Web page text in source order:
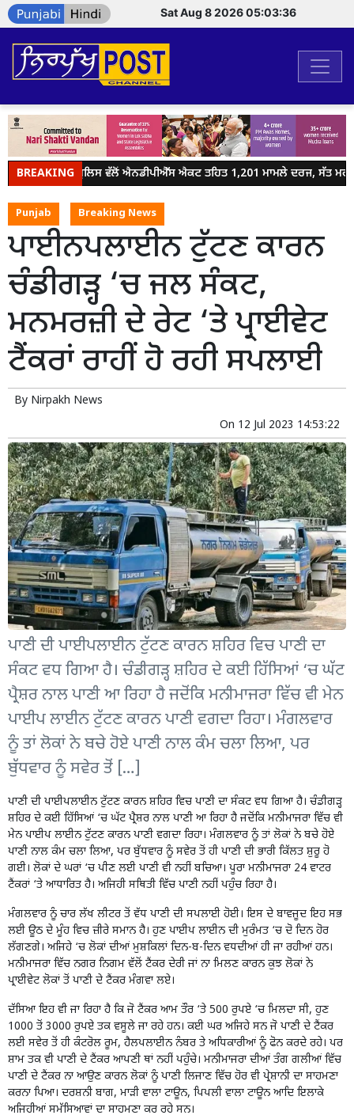
Sat Aug 8 2026 05:03:36
BREAKING
ਜਲੰਧਰ ਪੁਲਿਸ ਵੱਲੋਂ ਐਨਡੀਪੀਐੱਸ ਐਕਟ ਤਹਿਤ 1,201 ਮਾਮਲੇ ਦਰਜ, ਸੱਤ
Punjab Breaking News
ਪਾਈਨਪਲਾਈਨ ਟੁੱਟਣ ਕਾਰਨ
ਚੰਡੀਗੜ੍ਹ ‘ਚ ਜਲ ਸੰਕਟ,
ਮਨਮਰਜ਼ੀ ਦੇ ਰੇਟ ‘ਤੇ ਪ੍ਰਾਈਵੇਟ
ਟੈਂਕਰਾਂ ਰਾਹੀਂ ਹੋ ਰਹੀ ਸਪਲਾਈ
By Nirpakh News
On 12 Jul 2023 14:53:22
ਪਾਣੀ ਦੀ ਪਾਈਪਲਾਈਨ ਟੁੱਟਣ ਕਾਰਨ ਸ਼ਹਿਰ ਵਿਚ ਪਾਣੀ ਦਾ
ਸੰਕਟ ਵਧ ਗਿਆ ਹੈ। ਚੰਡੀਗੜ੍ਹ ਸ਼ਹਿਰ ਦੇ ਕਈ ਹਿੱਸਿਆਂ ‘ਚ ਘੱਟ
ਪ੍ਰੈਸ਼ਰ ਨਾਲ ਪਾਣੀ ਆ ਰਿਹਾ ਹੈ ਜਦੋਂਕਿ ਮਨੀਮਾਜਰਾ ਵਿੱਚ ਵੀ ਮੇਨ
ਪਾਈਪ ਲਾਈਨ ਟੁੱਟਣ ਕਾਰਨ ਪਾਣੀ ਵਗਦਾ ਰਿਹਾ। ਮੰਗਲਵਾਰ
ਨੂੰ ਤਾਂ ਲੋਕਾਂ ਨੇ ਬਚੇ ਹੋਏ ਪਾਣੀ ਨਾਲ ਕੰਮ ਚਲਾ ਲਿਆ, ਪਰ
ਬੁੱਧਵਾਰ ਨੂੰ ਸਵੇਰ ਤੋਂ […]
ਪਾਣੀ ਦੀ ਪਾਈਪਲਾਈਨ ਟੁੱਟਣ ਕਾਰਨ ਸ਼ਹਿਰ ਵਿਚ ਪਾਣੀ ਦਾ ਸੰਕਟ ਵਧ ਗਿਆ ਹੈ। ਚੰਡੀਗੜ੍ਹ
ਸ਼ਹਿਰ ਦੇ ਕਈ ਹਿੱਸਿਆਂ ‘ਚ ਘੱਟ ਪ੍ਰੈਸ਼ਰ ਨਾਲ ਪਾਣੀ ਆ ਰਿਹਾ ਹੈ ਜਦੋਂਕਿ ਮਨੀਮਾਜਰਾ ਵਿੱਚ ਵੀ
ਮੇਨ ਪਾਈਪ ਲਾਈਨ ਟੁੱਟਣ ਕਾਰਨ ਪਾਣੀ ਵਗਦਾ ਰਿਹਾ। ਮੰਗਲਵਾਰ ਨੂੰ ਤਾਂ ਲੋਕਾਂ ਨੇ ਬਚੇ ਹੋਏ
ਪਾਣੀ ਨਾਲ ਕੰਮ ਚਲਾ ਲਿਆ, ਪਰ ਬੁੱਧਵਾਰ ਨੂੰ ਸਵੇਰ ਤੋਂ ਹੀ ਪਾਣੀ ਦੀ ਭਾਰੀ ਕਿੱਲਤ ਸ਼ੁਰੂ ਹੋ
ਗਈ। ਲੋਕਾਂ ਦੇ ਘਰਾਂ ‘ਚ ਪੀਣ ਲਈ ਪਾਣੀ ਵੀ ਨਹੀਂ ਬਚਿਆ। ਪੂਰਾ ਮਨੀਮਾਜਰਾ 24 ਵਾਟਰ
ਟੈਂਕਰਾਂ ‘ਤੇ ਆਧਾਰਿਤ ਹੈ। ਅਜਿਹੀ ਸਥਿਤੀ ਵਿੱਚ ਪਾਣੀ ਨਹੀਂ ਪਹੁੰਚ ਰਿਹਾ ਹੈ।
ਮੰਗਲਵਾਰ ਨੂੰ ਚਾਰ ਲੱਖ ਲੀਟਰ ਤੋਂ ਵੱਧ ਪਾਣੀ ਦੀ ਸਪਲਾਈ ਹੋਈ। ਇਸ ਦੇ ਬਾਵਜੂਦ ਇਹ ਸਭ
ਲਈ ਊਠ ਦੇ ਮੂੰਹ ਵਿਚ ਜ਼ੀਰੇ ਸਮਾਨ ਹੈ। ਹੁਣ ਪਾਈਪ ਲਾਈਨ ਦੀ ਮੁਰੰਮਤ ‘ਚ ਦੋ ਦਿਨ ਹੋਰ
ਲੱਗਣਗੇ। ਅਜਿਹੇ ‘ਚ ਲੋਕਾਂ ਦੀਆਂ ਮੁਸ਼ਕਿਲਾਂ ਦਿਨ-ਬ-ਦਿਨ ਵਧਦੀਆਂ ਹੀ ਜਾ ਰਹੀਆਂ ਹਨ।
ਮਨੀਮਾਜਰਾ ਵਿੱਚ ਨਗਰ ਨਿਗਮ ਵੱਲੋਂ ਟੈਂਕਰ ਦੇਰੀ ਜਾਂ ਨਾ ਮਿਲਣ ਕਾਰਨ ਕੁਝ ਲੋਕਾਂ ਨੇ
ਪ੍ਰਾਈਵੇਟ ਲੋਕਾਂ ਤੋਂ ਪਾਣੀ ਦੇ ਟੈਂਕਰ ਮੰਗਵਾ ਲਏ।
ਦੱਸਿਆ ਇਹ ਵੀ ਜਾ ਰਿਹਾ ਹੈ ਕਿ ਜੋ ਟੈਂਕਰ ਆਮ ਤੌਰ ‘ਤੇ 500 ਰੁਪਏ ‘ਚ ਮਿਲਦਾ ਸੀ, ਹੁਣ
1000 ਤੋਂ 3000 ਰੁਪਏ ਤਕ ਵਸੂਲੇ ਜਾ ਰਹੇ ਹਨ। ਕਈ ਘਰ ਅਜਿਹੇ ਸਨ ਜੋ ਪਾਣੀ ਦੇ ਟੈਂਕਰ
ਲਈ ਸਵੇਰ ਤੋਂ ਹੀ ਕੰਟਰੋਲ ਰੂਮ, ਹੈਲਪਲਾਈਨ ਨੰਬਰ ਤੇ ਅਧਿਕਾਰੀਆਂ ਨੂੰ ਫੋਨ ਕਰਦੇ ਰਹੇ। ਪਰ
ਸ਼ਾਮ ਤਕ ਵੀ ਪਾਣੀ ਦੇ ਟੈਂਕਰ ਆਪਣੀ ਥਾਂ ਨਹੀਂ ਪਹੁੰਚੇ। ਮਨੀਮਾਜਰਾ ਦੀਆਂ ਤੰਗ ਗਲੀਆਂ ਵਿੱਚ
ਪਾਣੀ ਦੇ ਟੈਂਕਰ ਨਾ ਆਉਣ ਕਾਰਨ ਲੋਕਾਂ ਨੂੰ ਪਾਣੀ ਲਿਜਾਣ ਵਿੱਚ ਹੋਰ ਵੀ ਪ੍ਰੇਸ਼ਾਨੀ ਦਾ ਸਾਹਮਣਾ
ਕਰਨਾ ਪਿਆ। ਦਰਸ਼ਨੀ ਬਾਗ, ਮਾੜੀ ਵਾਲਾ ਟਾਊਨ, ਪਿਪਲੀ ਵਾਲਾ ਟਾਊਨ ਆਦਿ ਇਲਾਕੇ
ਅਜਿਹੀਆਂ ਸਮੱਸਿਆਵਾਂ ਦਾ ਸਾਹਮਣਾ ਕਰ ਰਹੇ ਸਨ।